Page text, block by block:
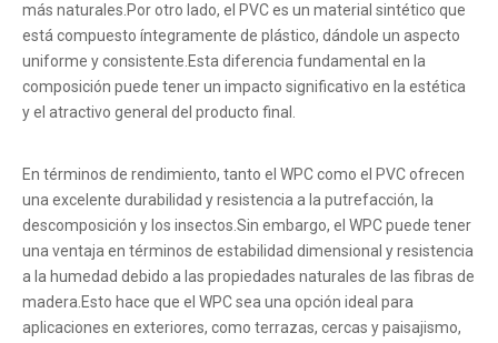
más naturales.Por otro lado, el PVC es un material sintético que
está compuesto íntegramente de plástico, dándole un aspecto
uniforme y consistente.Esta diferencia fundamental en la
composición puede tener un impacto significativo en la estética
y el atractivo general del producto final.
En términos de rendimiento, tanto el WPC como el PVC ofrecen
una excelente durabilidad y resistencia a la putrefacción, la
descomposición y los insectos.Sin embargo, el WPC puede tener
una ventaja en términos de estabilidad dimensional y resistencia
a la humedad debido a las propiedades naturales de las fibras de
madera.Esto hace que el WPC sea una opción ideal para
aplicaciones en exteriores, como terrazas, cercas y paisajismo,